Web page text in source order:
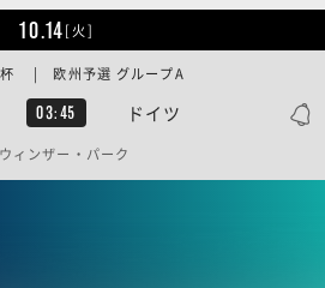
10.14[火]
03:45 ドイツ
杯 | 欧州予選 グループA
ウィンザー・パーク